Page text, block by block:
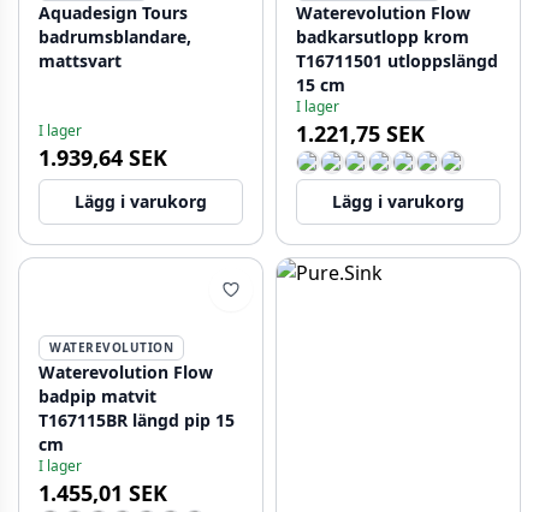
Aquadesign Tours
badrumsblandare,
mattsvart
I lager
1.939,64 SEK
Lägg i varukorg
Waterevolution Flow
badkarsutlopp krom
T16711501 utloppslängd
15 cm
I lager
1.221,75 SEK
Lägg i varukorg
WATEREVOLUTION
Waterevolution Flow
badpip matvit
T167115BR längd pip 15
cm
I lager
1.455,01 SEK